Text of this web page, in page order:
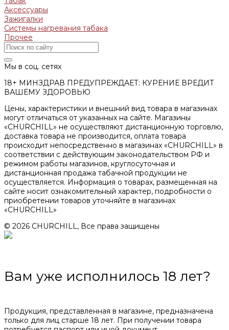
Аксессуары
Зажигалки
Системы нагревания табака
Прочее
Мы в соц. сетях
18+ МИНЗДРАВ ПРЕДУПРЕЖДАЕТ: КУРЕНИЕ ВРЕДИТ
ВАШЕМУ ЗДОРОВЬЮ
Цены, характеристики и внешний вид товара в магазинах
могут отличаться от указанных на сайте. Магазины
«CHURCHILL» не осуществляют дистанционную торговлю,
доставка товара не производится, оплата товара
происходит непосредственно в магазинах «CHURCHILL» в
соответствии с действующим законодательством РФ и
режимом работы магазинов, круглосуточная и
дистанционная продажа табачной продукции не
осуществляется. Информация о товарах, размещенная на
сайте носит ознакомительный характер, подробности о
приобретении товаров уточняйте в магазинах
«CHURCHILL»
© 2026 CHURCHILL, Все права защищены
Вам уже исполнилось 18 лет?
Продукция, представленная в магазине, предназначена
только для лиц старше 18 лет. При получении товара